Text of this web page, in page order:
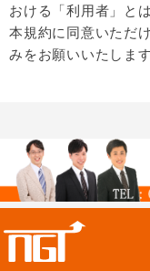
おける「利用者」と
本規約に同意いただ
みをお願いいたします